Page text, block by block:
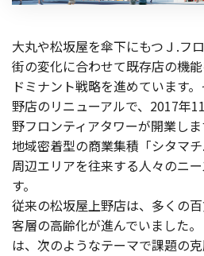
大丸や松坂屋を傘下にもつＪ.フ
街の変化に合わせて既存店の機
ドミナント戦略を進めています
野店のリニューアルで、2017年
野フロンティアタワーが開業し
地域密着型の商業集積「シタマチ
周辺エリアを往来する人々のニ
す。
従来の松坂屋上野店は、多くの
客層の高齢化が進んでいました。
は、次のようなテーマで課題の克